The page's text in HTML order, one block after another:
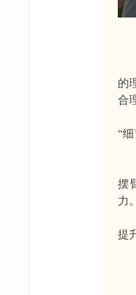
的
合
“
摆
力
提